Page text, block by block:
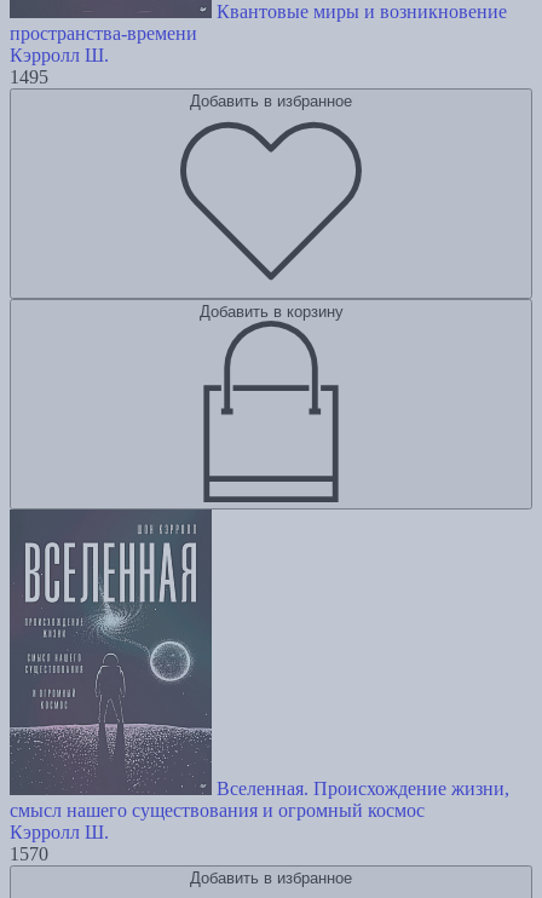
Квантовые миры и возникновение
пространства-времени
Кэрролл Ш.
1495
Добавить в избранное
Добавить в корзину
Вселенная. Происхождение жизни,
смысл нашего существования и огромный космос
Кэрролл Ш.
1570
Добавить в избранное